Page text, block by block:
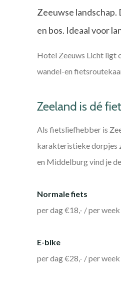
Zeeuwse landschap.
en bos. Ideaal voor
Hotel Zeeuws Licht ligt
wandel-en
Zeeland is dé
Als fietsliefhebber is
karakteristieke dorpjes
en Middelburg vind je
Normale fiets
per dag €18,- / per
E-bike
per dag €28,- / per